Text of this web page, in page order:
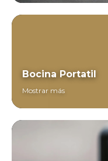
Bocina Portatil
Mostrar más